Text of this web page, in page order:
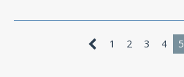
1 2 3 4 5